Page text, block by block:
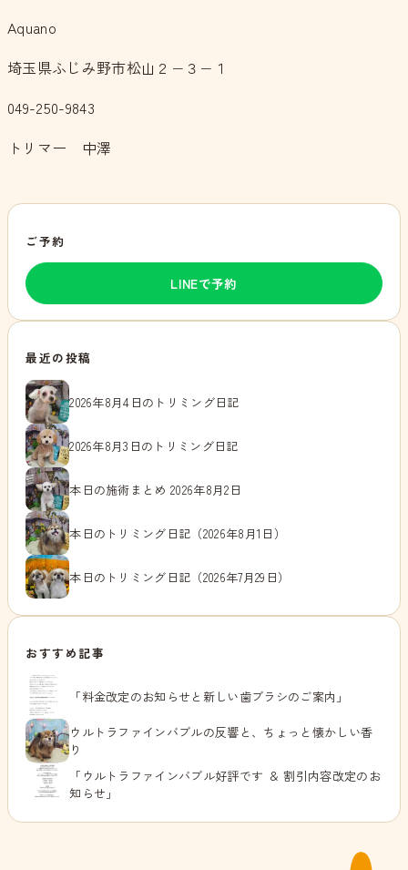
Aquano
埼玉県ふじみ野市松山２−３−１
049-250-9843
トリマー 中澤
ご予約
LINEで予約
最近の投稿
2026年8月4日のトリミング日記
2026年8月3日のトリミング日記
本日の施術まとめ 2026年8月2日
本日のトリミング日記（2026年8月1日）
本日のトリミング日記（2026年7月29日）
おすすめ記事
「料金改定のお知らせと新しい歯ブラシのご案内」
ウルトラファインバブルの反響と、ちょっと懐かしい香
り
「ウルトラファインバブル好評です ＆ 割引内容改定のお
知らせ」